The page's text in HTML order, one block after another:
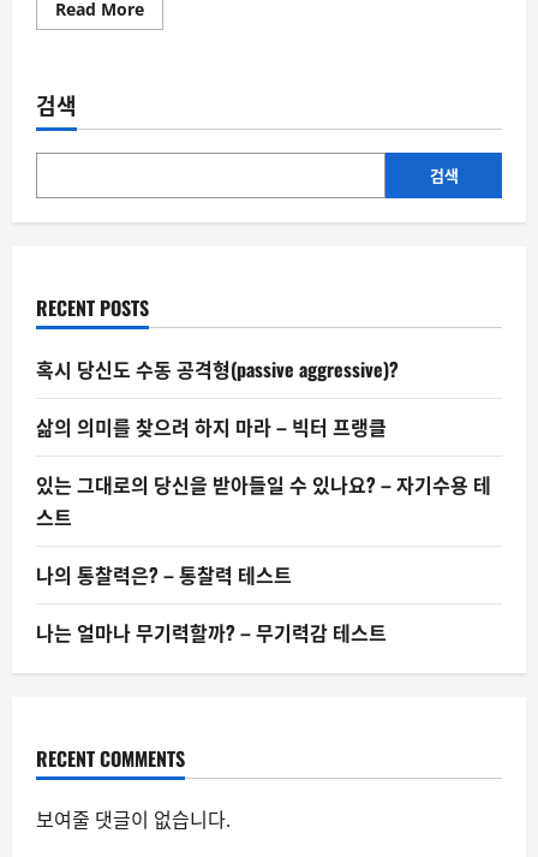
Read MoreRead
more
리
①
왜
무
없
는
말
퍼
지
는
검색
검색
RECENT POSTS
혹시 당신도 수동 공격형(passive aggressive)?
삶의 의미를 찾으려 하지 마라 – 빅터 프랭클
있는 그대로의 당신을 받아들일 수 있나요? – 자기수용 테
스트
나의 통찰력은? – 통찰력 테스트
나는 얼마나 무기력할까? – 무기력감 테스트
RECENT COMMENTS
보여줄 댓글이 없습니다.